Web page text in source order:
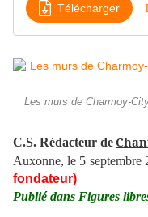
Télécharger
Les murs de Charmoy-
C.S. Rédacteur de
Auxonne, le 5 septembre
fondateur)
Publié dans Figures